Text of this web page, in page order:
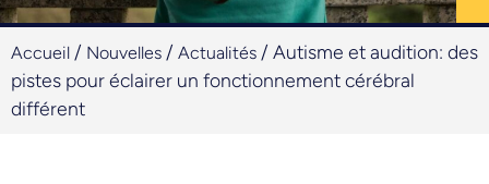
Accueil / Nouvelles / Actualités / Autisme et audition: des
pistes pour éclairer un fonctionnement cérébral
différent